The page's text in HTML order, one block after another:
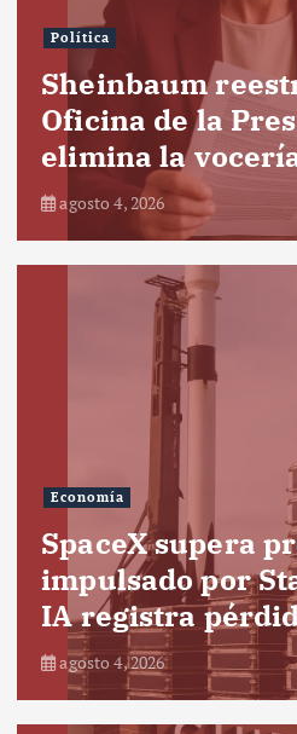
Política
Sheinbaum
Oficina de la
elimina la
agosto 4, 2026
Economía
SpaceX supera
impulsado por
IA registra
agosto 4, 2026